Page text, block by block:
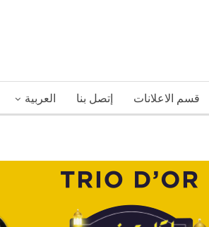
قسم الاعلانات إتصل بنا العربية